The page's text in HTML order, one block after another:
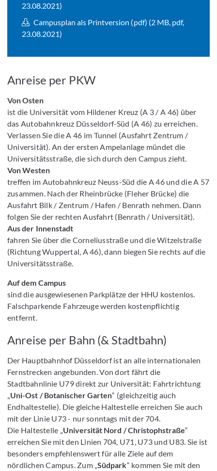
23.08.2021)
Campusplan als Printversion (pdf) (2 MB, pdf,
23.08.2021)
Anreise per PKW
Von Osten
ist die Universität vom Hildener Kreuz (A 3 / A 46) über
das Autobahnkreuz Düsseldorf-Süd (A 46) zu erreichen.
Verlassen Sie die A 46 im Tunnel (Ausfahrt Zentrum /
Universität). An der ersten Ampelanlage mündet die
Universitätsstraße, die sich durch den Campus zieht.
Von Westen
treffen im Autobahnkreuz Neuss-Süd die A 46 und die A 57
zusammen. Nach der Rheinbrücke (Fleher Brücke) die
Ausfahrt Bilk / Zentrum / Hafen / Benrath nehmen. Dann
folgen Sie der rechten Ausfahrt (Benrath / Universität).
Aus der Innenstadt
fahren Sie über die Corneliusstraße und die Witzelstraße
(Richtung Wuppertal, A 46), dann biegen Sie rechts auf die
Universitätsstraße.
Auf dem Campus
sind die ausgewiesenen Parkplätze der HHU kostenlos.
Falschparkende Fahrzeuge werden kostenpflichtig
entfernt.
Anreise per Bahn (& Stadtbahn)
Der Hauptbahnhof Düsseldorf ist an alle internationalen
Fernstrecken angebunden. Von dort fährt die
Stadtbahnlinie U79 direkt zur Universität: Fahrtrichtung
Uni-Ost / Botanischer Garten“ (gleichzeitig auch
Endhaltestelle). Die gleiche Haltestelle erreichen Sie auch
mit der Linie U73 - nur sonntags mit der 704.
Die Haltestelle „ Universität Nord / Christophstraße“
erreichen Sie mit den Linien 704, U71, U73 und U83. Sie ist
besonders empfehlenswert für alle Ziele auf dem
nördlichen Campus. Zum „Südpark“ kommen Sie mit den